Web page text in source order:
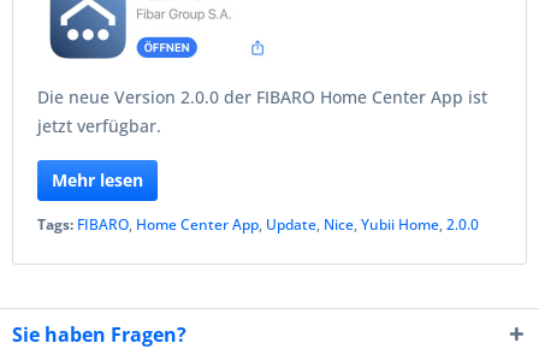
Die neue Version 2.0.0 der FIBARO Home Center App ist
jetzt verfügbar.
Mehr lesen
Tags: FIBARO, Home Center App, Update, Nice,Yubii Home,2.0.0
Sie haben Fragen?